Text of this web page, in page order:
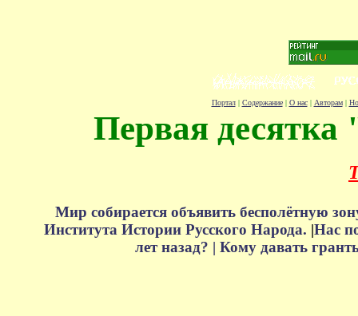
Портал| Содержание| О нас| Авторам|
Первая десятка
Мир собирается объявить бесполётную
Института Истории Русского Народа. |Нас
лет назад? | Кому давать